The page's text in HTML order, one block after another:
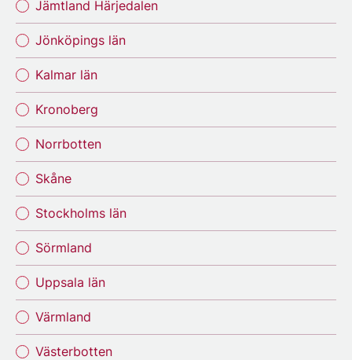
Jämtland Härjedalen
Jönköpings län
Kalmar län
Kronoberg
Norrbotten
Skåne
Stockholms län
Sörmland
Uppsala län
Värmland
Västerbotten